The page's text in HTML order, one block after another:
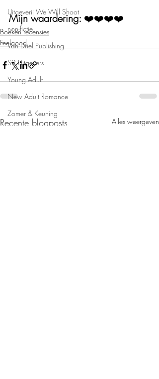
Uitgeverij We Will Shoot
non-fictie
Van Driel Publishing
S2 Uitgevers
Young Adult
New Adult Romance
Zomer & Keuning
Mijn waardering: ❤️❤️❤️❤️
Boeken recensies
Feelgood
Recente blogposts Alles weergeven